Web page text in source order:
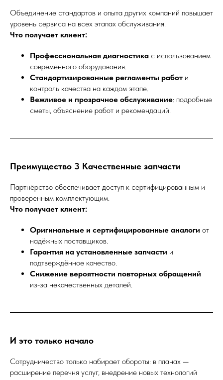
Объединение стандартов и опыта других компаний повышает
уровень сервиса на всех этапах обслуживания.
Что получает клиент:
Профессиональная диагностика с использованием
современного оборудования.
Стандартизированные регламенты работ и
контроль качества на каждом этапе.
Вежливое и прозрачное обслуживание: подробные
сметы, объяснение работ и рекомендаций.
Преимущество 3 Качественные запчасти
Партнёрство обеспечивает доступ к сертифицированным и
проверенным комплектующим.
Что получает клиент:
Оригинальные и сертифицированные аналоги от
надёжных поставщиков.
Гарантия на установленные запчасти и
подтверждённое качество.
Снижение вероятности повторных обращений
из‑за некачественных деталей.
И это только начало
Сотрудничество только набирает обороты: в планах —
расширение перечня услуг, внедрение новых технологий